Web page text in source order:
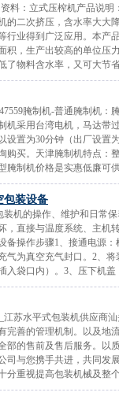
料：立式压榨机产品说
的二次挤压，含水率大大
行业得到广泛应用。本产
，生产出较高的单位压
了物料含水率，又可大节
腌制机-普通腌制机
机采用台湾电机，马达带
设置为30分钟（出厂设置
购买。天津腌制机特点：
腌制机价格是实惠低廉可
包装设备
机的操作、维护和日常
，直接与温度系统、主机
备操作步骤1、接通电源
气为真空充气封口。2、
入袋口内）。3、压下机盖
苏水平式包装机供应商
完善的管理机制。以及地
部的售前及售后服务。以
司与您携手共进，共同发
分重视提高包装机械及整